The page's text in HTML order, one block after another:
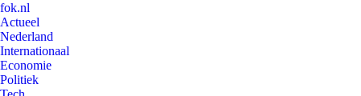
fok.nl
Actueel
Nederland
Internationaal
Economie
Politiek